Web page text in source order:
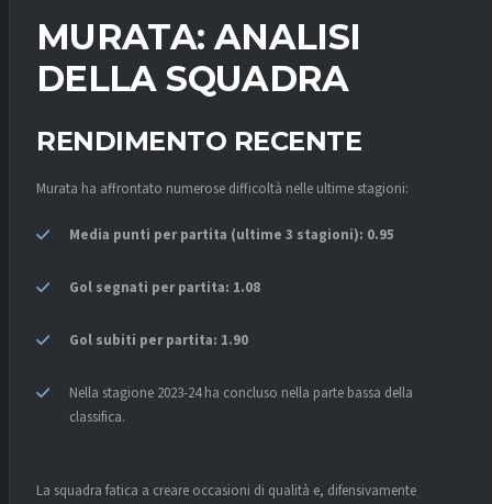
MURATA: ANALISI
DELLA SQUADRA
RENDIMENTO RECENTE
Murata ha affrontato numerose difficoltà nelle ultime stagioni:
Media punti per partita (ultime 3 stagioni): 0.95
Gol segnati per partita: 1.08
Gol subiti per partita: 1.90
Nella stagione 2023-24 ha concluso nella parte bassa della
classifica.
La squadra fatica a creare occasioni di qualità e, difensivamente,